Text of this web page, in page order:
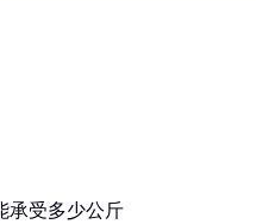
承受多少公斤